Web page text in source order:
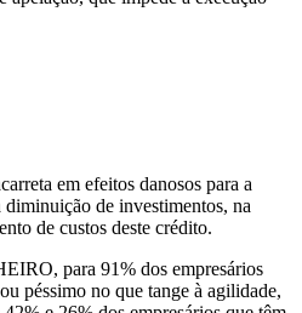
em efeitos danosos para a
de investimentos, na
de custos deste crédito.
para 91% dos empresários
péssimo no que tange à agilidade,